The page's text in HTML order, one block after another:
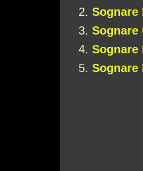
Sognare
Sognare
Sognare
Sognare